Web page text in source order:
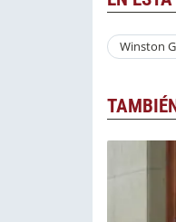
Winston